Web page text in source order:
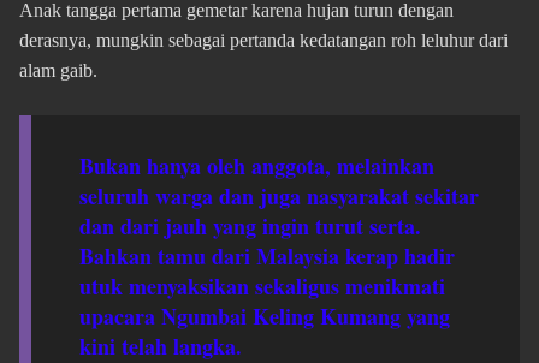
Anak tangga pertama gemetar karena hujan turun dengan
derasnya, mungkin sebagai pertanda kedatangan roh leluhur dari
alam gaib.
Bukan hanya oleh anggota, melainkan
seluruh warga dan juga nasyarakat sekitar
dan dari jauh yang ingin turut serta.
Bahkan tamu dari Malaysia kerap hadir
utuk menyaksikan sekaligus menikmati
upacara Ngumbai Keling Kumang yang
kini telah langka.